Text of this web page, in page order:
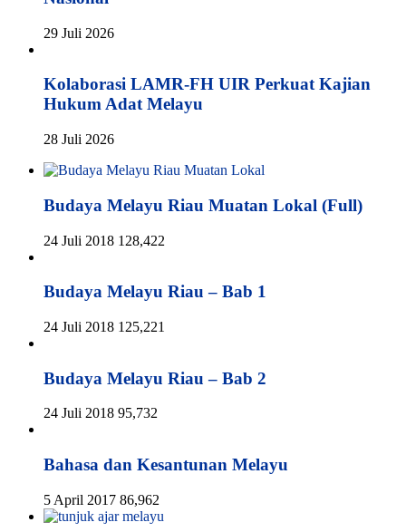
29 Juli 2026
Kolaborasi LAMR-FH UIR Perkuat Kajian
Hukum Adat Melayu
28 Juli 2026
Budaya Melayu Riau Muatan Lokal (Full)
24 Juli 2018 128,422
Budaya Melayu Riau – Bab 1
24 Juli 2018 125,221
Budaya Melayu Riau – Bab 2
24 Juli 2018 95,732
Bahasa dan Kesantunan Melayu
5 April 2017 86,962